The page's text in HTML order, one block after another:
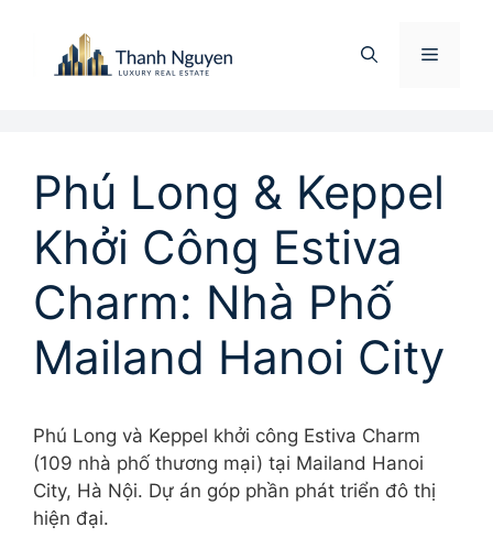
Menu
Phú Long & Keppel
Khởi Công Estiva
Charm: Nhà Phố
Mailand Hanoi City
Phú Long và Keppel khởi công Estiva Charm
(109 nhà phố thương mại) tại Mailand Hanoi
City, Hà Nội. Dự án góp phần phát triển đô thị
hiện đại.